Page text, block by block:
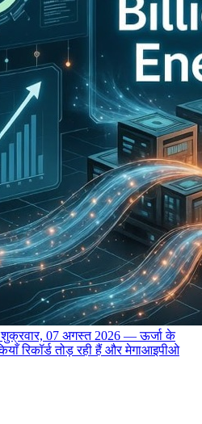
शुक्रवार, 07 अगस्त 2026 — ऊर्जा के
रिकॉर्ड तोड़ रही हैं और मेगाआइपीओ